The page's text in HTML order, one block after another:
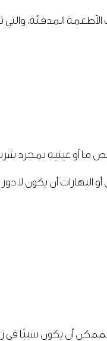
المدفئة،
ما أو عينيه بمجرد
البهارات أن يكون لا
أن يكون سببًا في